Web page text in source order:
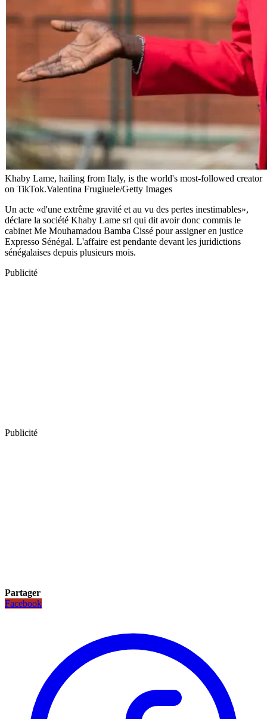
Khaby Lame, hailing from Italy, is the world's most-followed creator
on TikTok.Valentina Frugiuele/Getty Images
Un acte «d'une extrême gravité et au vu des pertes inestimables»,
déclare la société Khaby Lame srl qui dit avoir donc commis le
cabinet Me Mouhamadou Bamba Cissé pour assigner en justice
Expresso Sénégal. L'affaire est pendante devant les juridictions
sénégalaises depuis plusieurs mois.
Publicité
Publicité
Partager
Facebook